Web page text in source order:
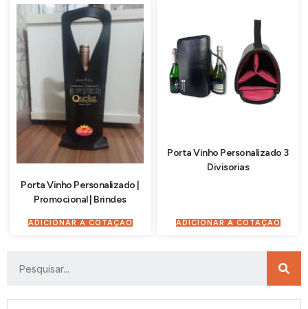
Porta Vinho Personalizado |
Promocional | Brindes
ADICIONAR À COTAÇÃO
Porta Vinho Personalizado 3
Divisorias
ADICIONAR À COTAÇÃO